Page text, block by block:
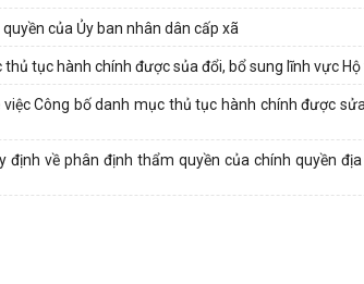
của Ủy ban nhân dân cấp xã
thủ tục hành chính được sủa đổi, bổ sung lĩnh vực
Công bố danh mục thủ tục hành chính được
định về phân định thẩm quyền của chính quyền